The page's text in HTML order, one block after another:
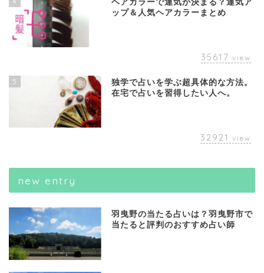
ヘアカラーで運気が決まる？運気ア
ップ＆人気ヘアカラーまとめ
35617 view
5
独学で占いを学ぶ超具体的な方法。
在宅で占いを習得したい人へ。
32921 view
new entry
羽曳野の当たる占いは？羽曳野市で
当たると評判のおすすめ占い師